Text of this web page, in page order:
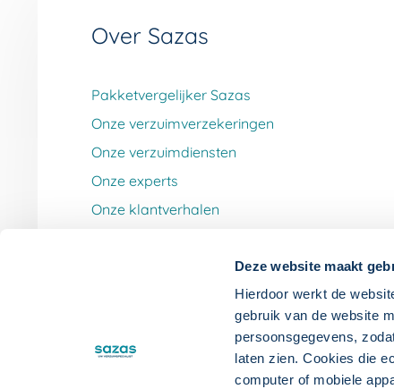
Deze website maakt
Hierdoor werkt de
gebruik van de website
persoonsgegevens,
laten zien. Cookies die
computer of mobiele
Over Sazas
Pakketvergelijker Sazas
Onze verzuimverzekeringen
Onze verzuimdiensten
Onze experts
Onze klantverhalen